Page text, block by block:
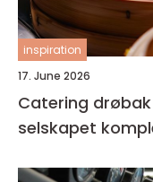
inspiration
17. June 2026
Catering drøbak god mat som gjør
selskapet